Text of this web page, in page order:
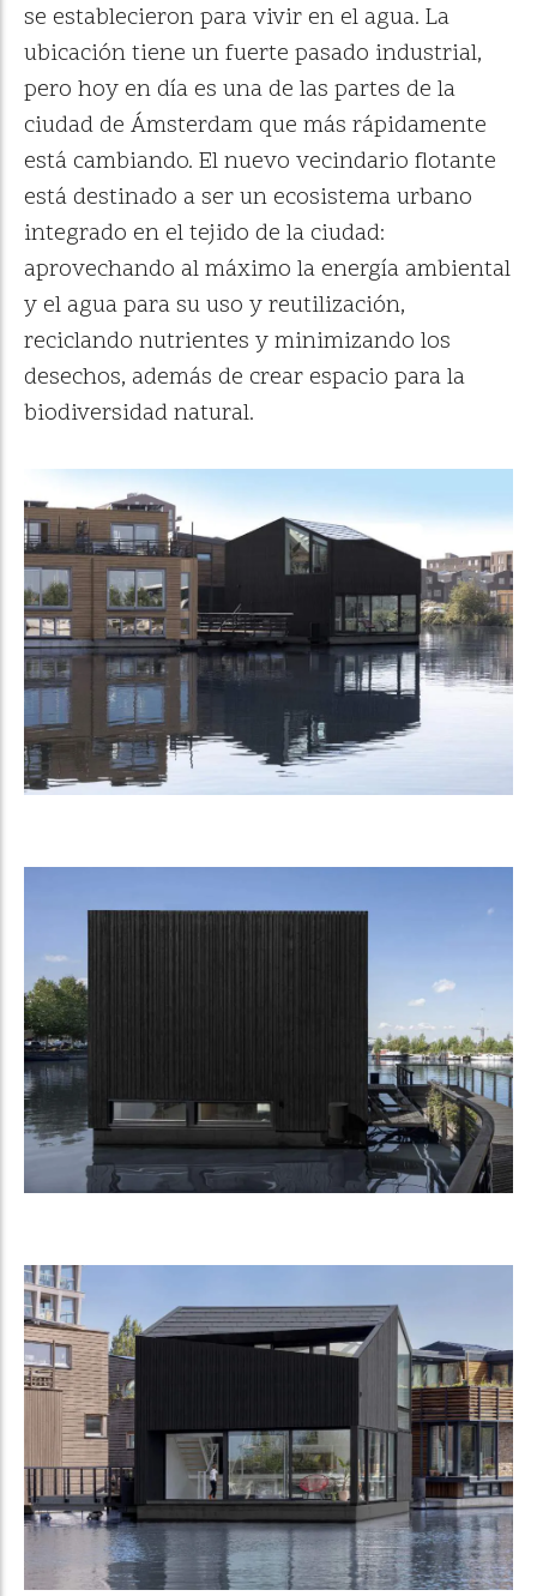
se establecieron para vivir en el agua. La
ubicación tiene un fuerte pasado industrial,
pero hoy en día es una de las partes de la
ciudad de Ámsterdam que más rápidamente
está cambiando. El nuevo vecindario flotante
está destinado a ser un ecosistema urbano
integrado en el tejido de la ciudad:
aprovechando al máximo la energía ambiental
y el agua para su uso y reutilización,
reciclando nutrientes y minimizando los
desechos, además de crear espacio para la
biodiversidad natural.